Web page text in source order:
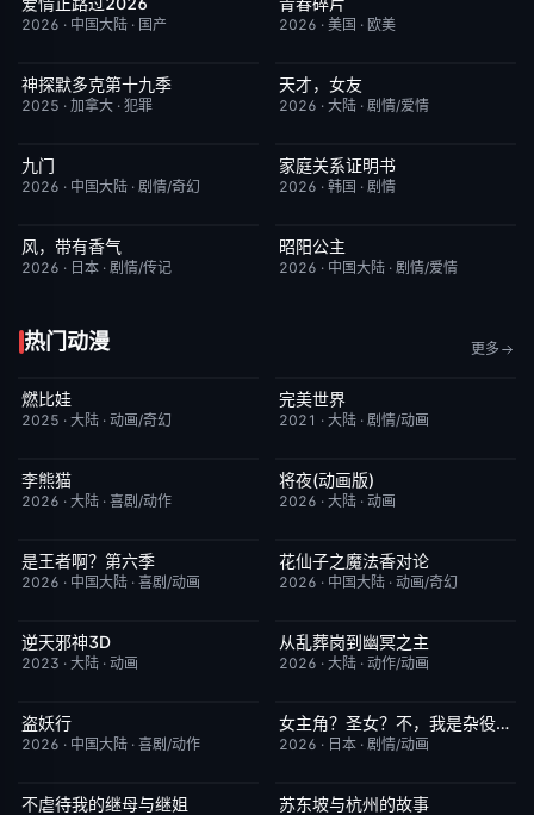
完结
2026 · 中国大陆 · 国产
更新至第02集
2026 · 美国 · 欧美
更新至第07集
神探默多克第十九季
2025 · 加拿大 · 犯罪
更新至第14集
天才，女友
2026 · 大陆 · 剧情/爱情
更新至第16集
九门
2026 · 中国大陆 · 剧情/奇幻
更新至第23集
家庭关系证明书
2026 · 韩国 · 剧情
更新至第94集
风，带有香气
2026 · 日本 · 剧情/传记
更新至第18集
昭阳公主
2026 · 中国大陆 · 剧情/爱情
热门动漫 更多
HD国语
燃比娃
2025 · 大陆 · 动画/奇幻
更新至第281集
完美世界
2021 · 大陆 · 剧情/动画
更新至第4集
李熊猫
2026 · 大陆 · 喜剧/动作
更新至第17集
将夜(动画版)
2026 · 大陆 · 动画
更新至第4集
是王者啊？第六季
2026 · 中国大陆 · 喜剧/动画
更新至第20集
花仙子之魔法香对论
2026 · 中国大陆 · 动画/奇幻
更新至第49集
逆天邪神3D
2023 · 大陆 · 动画
更新至第12集
从乱葬岗到幽冥之主
2026 · 大陆 · 动作/动画
更新至第51集
盗妖行
2026 · 中国大陆 · 喜剧/动作
更新至第7集 10.0女主角？圣女？不，我是杂役女仆（自豪）
2026 · 日本 · 剧情/动画
更新至第05集
不虐待我的继母与继姐 更新至第16集
苏东坡与杭州的故事